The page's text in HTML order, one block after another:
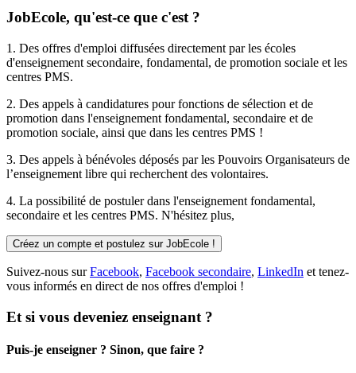
JobEcole, qu'est-ce que c'est ?
1. Des offres d'emploi diffusées directement par les écoles
d'enseignement secondaire, fondamental, de promotion sociale et les
centres PMS.
2. Des appels à candidatures pour fonctions de sélection et de
promotion dans l'enseignement fondamental, secondaire et de
promotion sociale, ainsi que dans les centres PMS !
3. Des appels à bénévoles déposés par les Pouvoirs Organisateurs de
l’enseignement libre qui recherchent des volontaires.
4. La possibilité de postulerdans l'enseignement fondamental,
secondaire et les centres PMS. N'hésitez plus,
Créez un compte et postulez sur JobEcole !
Suivez-nous surFacebook, Facebook secondaire, LinkedIn et tenez-
vous informés en direct de nos offres d'emploi !
Et si vous deveniez enseignant ?
Puis-je enseigner ? Sinon, que faire ?